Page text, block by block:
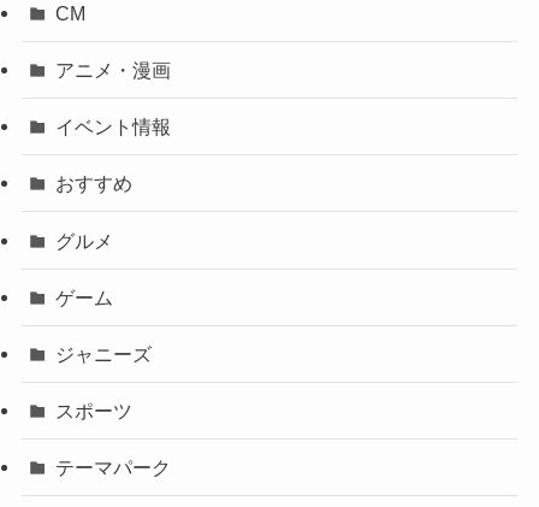
CM
アニメ・漫画
イベント情報
おすすめ
グルメ
ゲーム
ジャニーズ
スポーツ
テーマパーク